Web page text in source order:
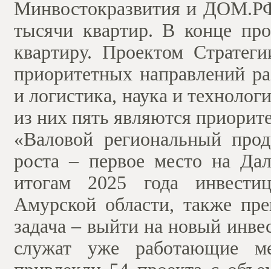
Минвостокразвития и
тысячи квартир. В конце
квартиру. Проектом
приоритетных направлений
и логистика, наука и
из них пять являются
«Валовой региональный
роста – первое место на
итогам 2025 года
Амурской области, также
задача – выйти на новый
служат уже работающие